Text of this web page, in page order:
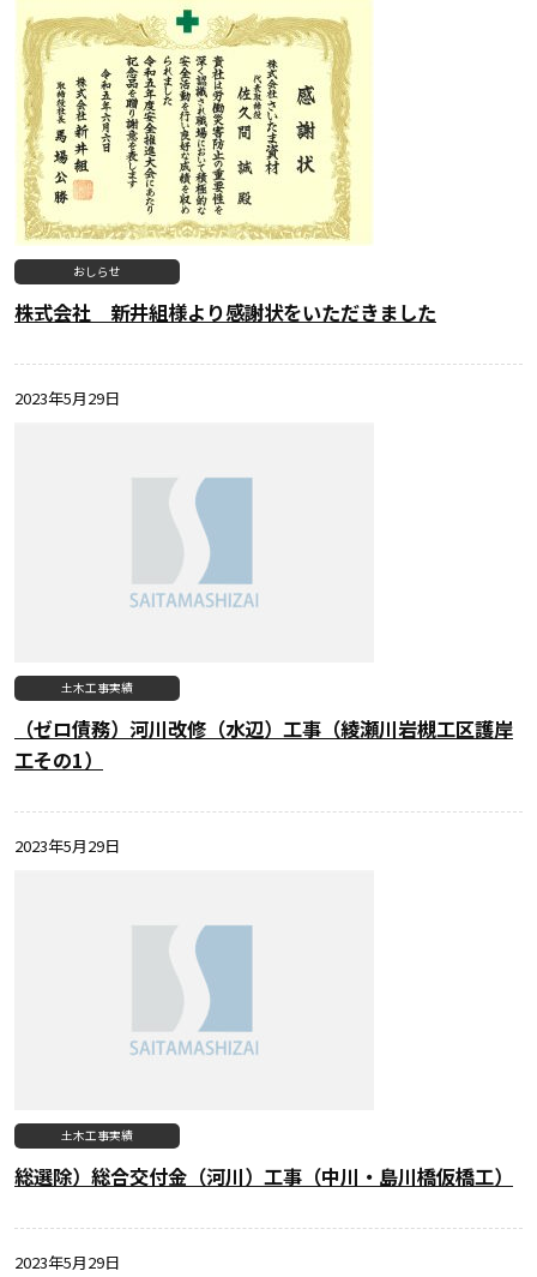
株式会社 新井組様より感謝状をいただきました
おしらせ
2023年5月29日
（ゼロ債務）河川改修（水辺）工事（綾瀬川岩槻工区護岸
工その1）
土木工事実績
2023年5月29日
総選除）総合交付金（河川）工事（中川・島川橋仮橋工）
土木工事実績
2023年5月29日